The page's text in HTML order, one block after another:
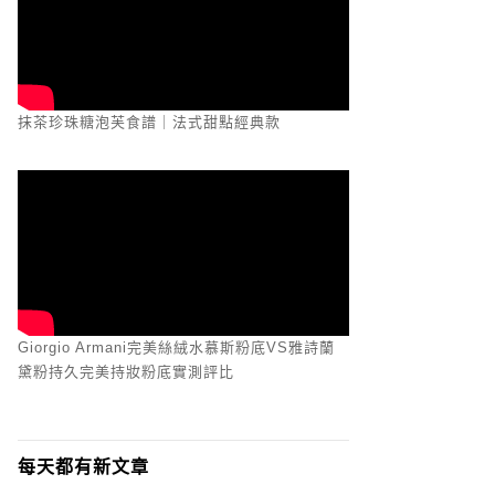
抹茶珍珠糖泡芙食譜｜法式甜點經典款
Giorgio Armani完美絲絨水慕斯粉底VS雅詩蘭
黛粉持久完美持妝粉底實測評比
每天都有新文章